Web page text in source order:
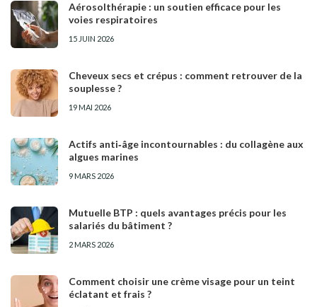
Aérosolthérapie : un soutien efficace pour les
voies respiratoires
15 JUIN 2026
Cheveux secs et crépus : comment retrouver de la
souplesse ?
19 MAI 2026
Actifs anti‑âge incontournables : du collagène aux
algues marines
9 MARS 2026
Mutuelle BTP : quels avantages précis pour les
salariés du bâtiment ?
2 MARS 2026
Comment choisir une crème visage pour un teint
éclatant et frais ?